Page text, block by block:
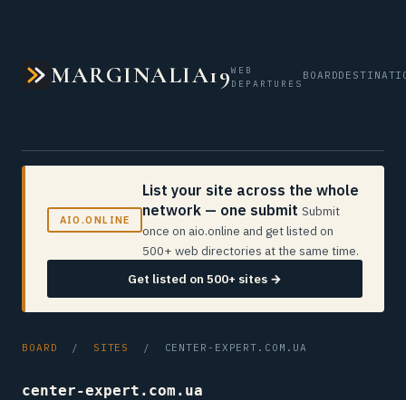
MARGINALIA19WEB
DEPARTURES
BOARD
AIO.ONLINE
List your site across the whole
network — one submit Submit
once on aio.online and get listed on
500+ web directories at the same time.
Get listed on 500+ sites →
BOARD / SITES / CENTER-EXPERT.COM.UA
center-expert.com.ua